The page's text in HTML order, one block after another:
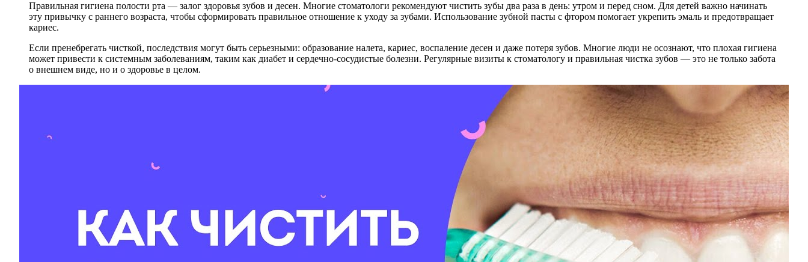
Правильная гигиена полости рта — залог здоровья зубов и десен. Многие стоматологи рекомендуют чистить зубы два раза в день: утром и перед сном. Для детей важно начинать
эту привычку с раннего возраста, чтобы сформировать правильное отношение к уходу за зубами. Использование зубной пасты с фтором помогает укрепить эмаль и предотвращает
кариес.
Если пренебрегать чисткой, последствия могут быть серьезными: образование налета, кариес, воспаление десен и даже потеря зубов. Многие люди не осознают, что плохая гигиена
может привести к системным заболеваниям, таким как диабет и сердечно-сосудистые болезни. Регулярные визиты к стоматологу и правильная чистка зубов — это не только забота
о внешнем виде, но и о здоровье в целом.